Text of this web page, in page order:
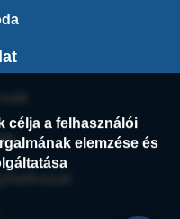
célja a felhasználói
elemzése és